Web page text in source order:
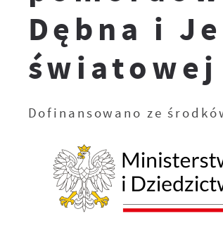
Dębna i
światowej
Dofinansowano ze